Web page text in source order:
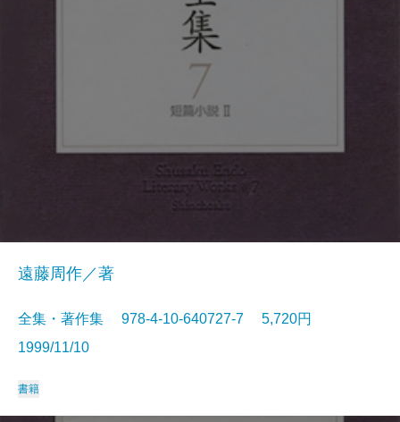
遠藤周作／著
全集・著作集 978-4-10-640727-7 5,720円
1999/11/10
書籍